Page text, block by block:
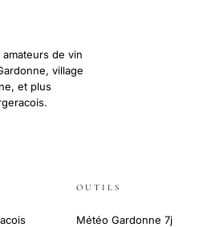
de vin
village
et plus
OUTILS
Météo Gardonne 7j